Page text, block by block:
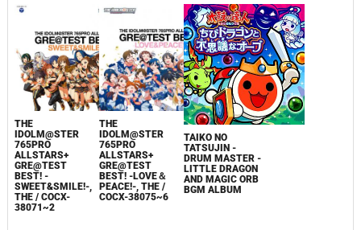
THE
IDOLM@STER
765PRO
ALLSTARS+
GRE@TEST
BEST! -
SWEET&SMILE!-,
THE / COCX-
38071~2
THE
IDOLM@STER
765PRO
ALLSTARS+
GRE@TEST
BEST! -LOVE＆
PEACE!-, THE /
COCX-38075~6
TAIKO NO
TATSUJIN -
DRUM MASTER -
LITTLE DRAGON
AND MAGIC ORB
BGM ALBUM